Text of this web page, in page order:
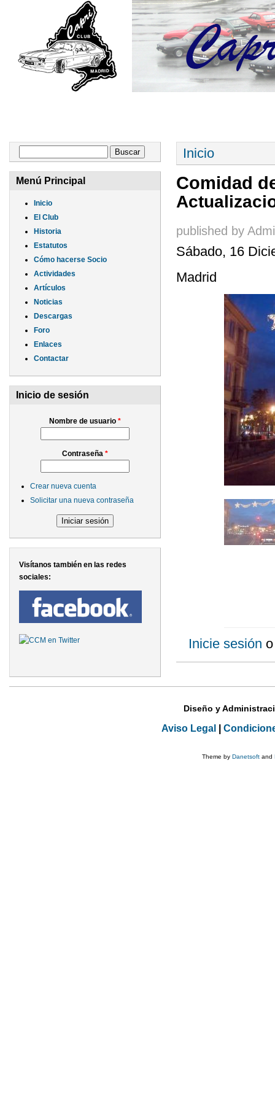
Formulario de búsqueda
Menú Principal
Inicio
El Club
Historia
Estatutos
Cómo hacerse Socio
Actividades
Artículos
Noticias
Descargas
Foro
Enlaces
Contactar
Inicio de sesión
Nombre de usuario *
Contraseña *
Crear nueva cuenta
Solicitar una nueva contraseña
Visítanos también en las redes
sociales:
Se encuentra
Inicio
Comidad
published by
Sábado, 16
Madrid
Inicie sesión
Diseño y
Aviso Legal
Theme by Danetsoft and